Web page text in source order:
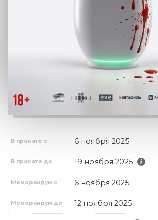
В прокате с 6 ноября 2025
В прокате до 19 ноября 2025
Меморандум с 6 ноября 2025
Меморандум до 12 ноября 2025